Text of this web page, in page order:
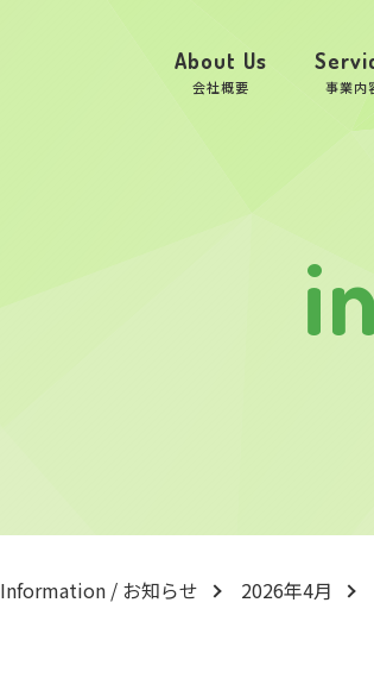
About Us
会社概要 事業内
Information / お知らせ 2026年4月